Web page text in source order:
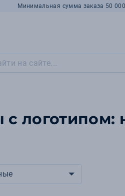
Минимальная сумма заказа 50
логотипом: